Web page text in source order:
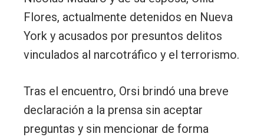
Flores, actualmente detenidos en Nueva
York y acusados por presuntos delitos
vinculados al narcotráfico y el terrorismo.
Tras el encuentro, Orsi brindó una breve
declaración a la prensa sin aceptar
preguntas y sin mencionar de forma